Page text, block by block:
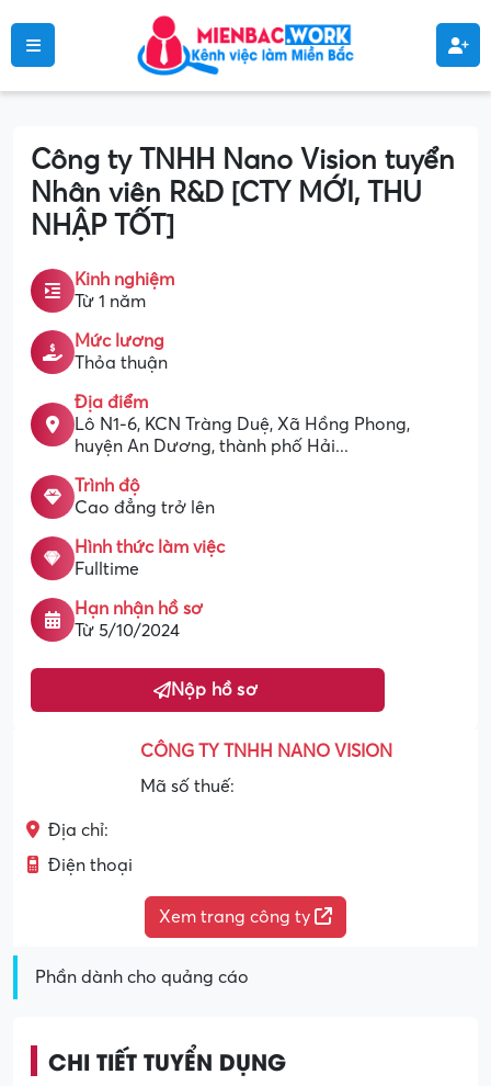
Công ty TNHH Nano Vision tuyển
Nhân viên R&D [CTY MỚI, THU
NHẬP TỐT]
Kinh nghiệm
Từ 1 năm
Mức lương
Thỏa thuận
Địa điểm
Lô N1-6, KCN Tràng Duệ, Xã Hồng Phong,
huyện An Dương, thành phố Hải...
Trình độ
Cao đẳng trở lên
Hình thức làm việc
Fulltime
Hạn nhận hồ sơ
Từ 5/10/2024
Nộp hồ sơ
CÔNG TY TNHH NANO VISION
Mã số thuế:
Địa chỉ:
Điện thoại
Xem trang công ty
Phần dành cho quảng cáo
CHI TIẾT TUYỂN DỤNG